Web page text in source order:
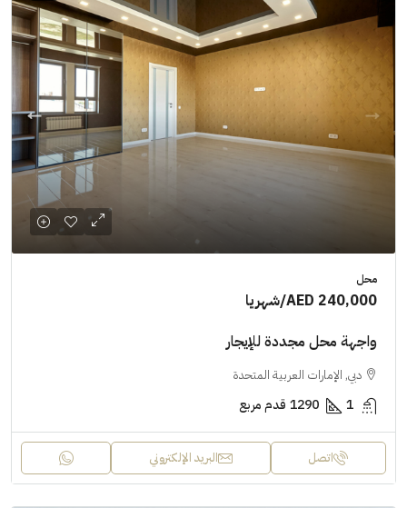
محل
AED 240,000/شهريا
واجهة محل مجددة للإيجار
دبي, الإمارات العربية المتحدة
1
1290 قدم مربع
اتصل البريد الإلكتروني